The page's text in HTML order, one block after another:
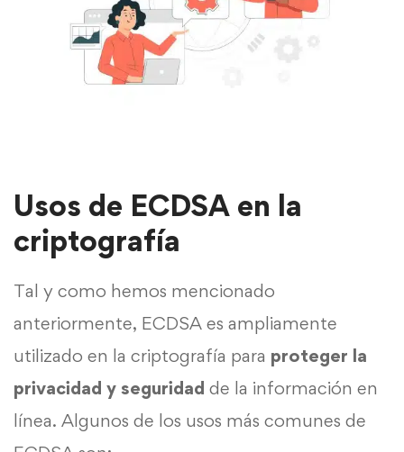
Usos de ECDSA en la
criptografía
Tal y como hemos mencionado
anteriormente, ECDSA es ampliamente
utilizado en la criptografía para proteger la
privacidad y seguridad de la información en
línea. Algunos de los usos más comunes de